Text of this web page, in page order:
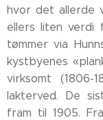
hvor det allerde
ellers liten verdi
tømmer via
kystbyenes
virksomt
lakterved. De
fram til 1905.